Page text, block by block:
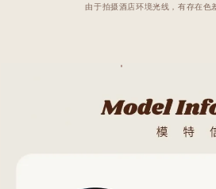
由于拍摄酒店环境光线，有存在色